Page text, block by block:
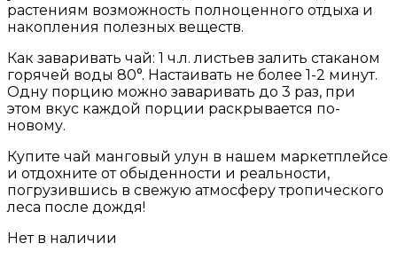
растениям возможность полноценного отдыха и
накопления полезных веществ.
Как заваривать чай: 1 ч.л. листьев залить стаканом
горячей воды 80°. Настаивать не более 1-2 минут.
Одну порцию можно заваривать до 3 раз, при
этом вкус каждой порции раскрывается по-
новому.
Купите чай манговый улун в нашем маркетплейсе
и отдохните от обыденности и реальности,
погрузившись в свежую атмосферу тропического
леса после дождя!
Нет в наличии